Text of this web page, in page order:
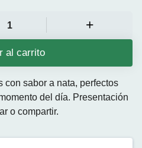
al carrito
con sabor a nata, perfectos
del día. Presentación
o compartir.